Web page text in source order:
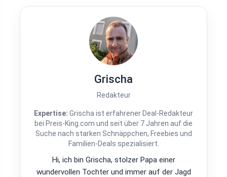
Grischa
Redakteur
Expertise: Grischa ist erfahrener Deal-Redakteur
bei Preis-King.com und seit über 7 Jahren auf die
Suche nach starken Schnäppchen, Freebies und
Familien-Deals spezialisiert.
Hi, ich bin Grischa, stolzer Papa einer
wundervollen Tochter und immer auf der Jagd